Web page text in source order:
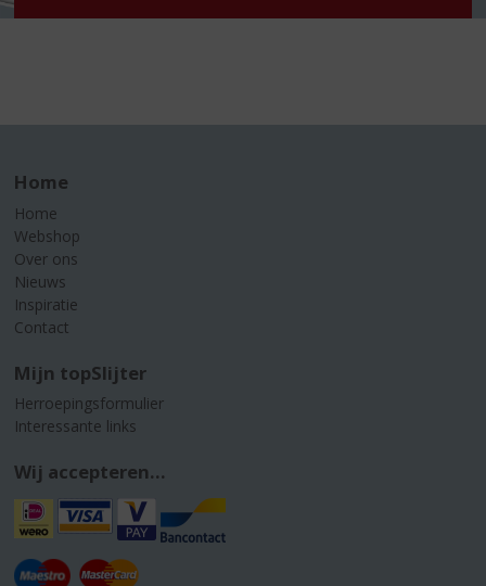
Home
Home
Webshop
Over ons
Nieuws
Inspiratie
Contact
Mijn topSlijter
Herroepingsformulier
Interessante links
Wij accepteren...